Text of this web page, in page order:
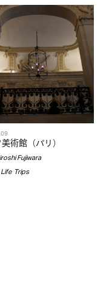
術館（パリ）
Fujiwara
Life, Trips